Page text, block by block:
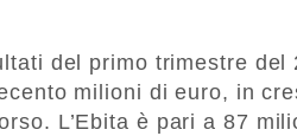
del primo trimestre del
milioni di euro, in
L’Ebita è pari a 87